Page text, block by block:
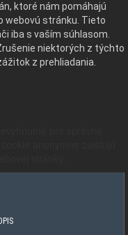
ktoré nám pomáhajú
webovú stránku. Tieto
iba s vaším súhlasom.
niektorých z týchto
z prehliadania.